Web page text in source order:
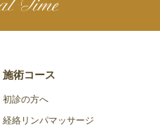
施術コース
初診の方へ
経絡リンパマッサージ